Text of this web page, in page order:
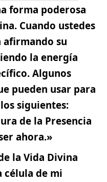
forma poderosa
Cuando ustedes
afirmando su
la energía
Algunos
pueden usar para
siguientes:
de la Presencia
ahora.»
la Vida Divina
célula de mi